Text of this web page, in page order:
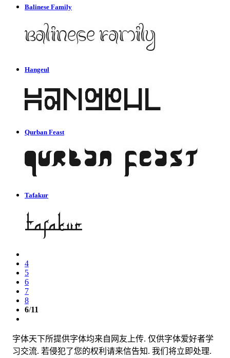
Balinese Family
Hangeul
Qurban Feast
Tafakur
4
5
6
7
8
6/11
字体天下所提供字体均来自网友上传. 仅供字体爱好者学
习交流. 若侵犯了您的权利请来信告知. 我们将立即处理.